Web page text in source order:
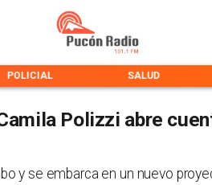
POLICIAL SALUD
Polizzi abre
y se embarca en un nuevo